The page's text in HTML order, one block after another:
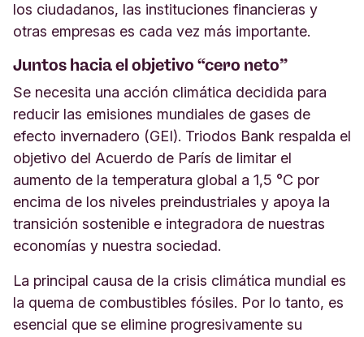
los ciudadanos, las instituciones financieras y
otras empresas es cada vez más importante.
Juntos hacia el objetivo “cero neto”
Se necesita una acción climática decidida para
reducir las emisiones mundiales de gases de
efecto invernadero (GEI). Triodos Bank respalda el
objetivo del Acuerdo de París de limitar el
aumento de la temperatura global a 1,5 °C por
encima de los niveles preindustriales y apoya la
transición sostenible e integradora de nuestras
economías y nuestra sociedad.
La principal causa de la crisis climática mundial es
la quema de combustibles fósiles. Por lo tanto, es
esencial que se elimine progresivamente su